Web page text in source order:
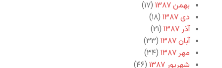
بهمن ۱۳۸۷
(۱۷)
دی ۱۳۸۷
(۱۸)
آذر ۱۳۸۷
(۲۱)
آبان ۱۳۸۷
(۳۳)
مهر ۱۳۸۷
(۳۴)
شهریور ۱۳۸۷
(۴۶)